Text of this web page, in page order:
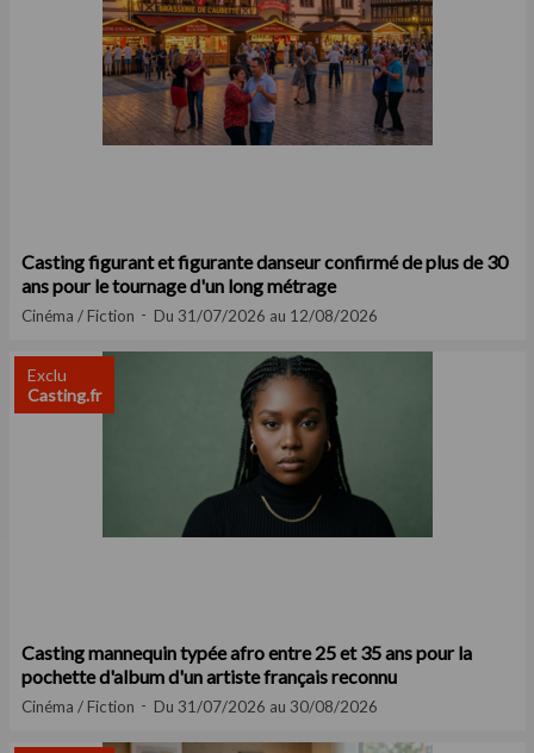
Casting figurant et figurante danseur confirmé de plus de 30
ans pour le tournage d'un long métrage
Cinéma / Fiction Du 31/07/2026 au 12/08/2026
Exclu
Casting.fr
Casting mannequin typée afro entre 25 et 35 ans pour la
pochette d'album d'un artiste français reconnu
Cinéma / Fiction Du 31/07/2026 au 30/08/2026